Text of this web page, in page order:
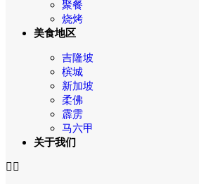
聚餐
烧烤
美食地区
吉隆坡
槟城
新加坡
柔佛
霹雳
马六甲
关于我们